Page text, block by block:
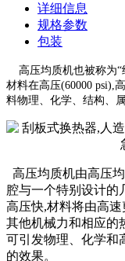
详细信息
规格参数
包装
高压均质机也被称为
材料在高压(60000 psi),
料物理、化学、结构、
高压均质机由高压
腔与一个特别设计的
高压快,材料将由高
其他机械力和相应的
可引发物理、化学和
的效果。